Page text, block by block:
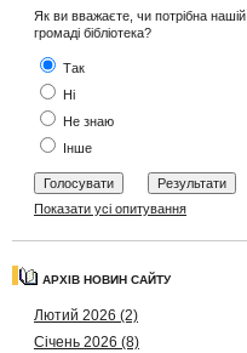
Як ви вважаєте, чи потрібна нашій
громаді бібліотека?
Так
Ні
Не знаю
Інше
Показати усі опитування
АРХІВ НОВИН САЙТУ
Лютий 2026 (2)
Січень 2026 (8)